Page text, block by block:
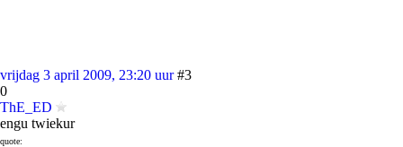
vrijdag 3 april 2009, 23:20 uur #3
0
ThE_ED
engu twiekur
quote: